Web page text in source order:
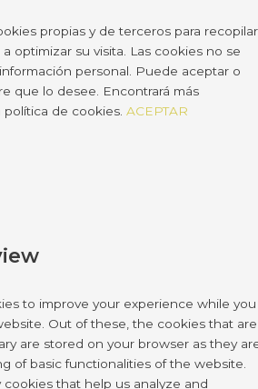
propias y de terceros para recopilar
optimizar su visita. Las cookies no se
personal. Puede aceptar o
que lo desee. Encontrará más
de cookies. ACEPTAR
to improve your experience while you
Out of these, the cookies that are
are stored on your browser as they
of basic functionalities of the website.
that help us analyze and